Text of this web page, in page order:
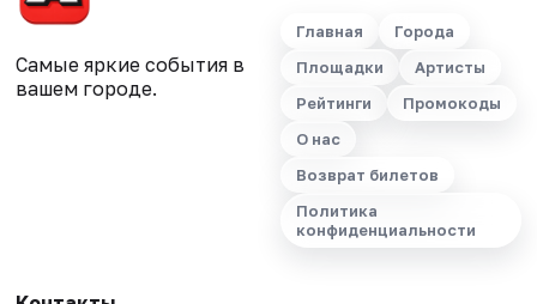
Самые яркие события в
вашем городе.
Главная
Города
Площадки
Артисты
Рейтинги
Промокоды
О нас
Возврат билетов
Политика
конфиденциальности